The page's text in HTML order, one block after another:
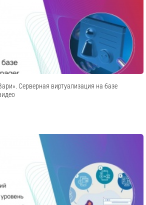
Серверная виртуализация на базе